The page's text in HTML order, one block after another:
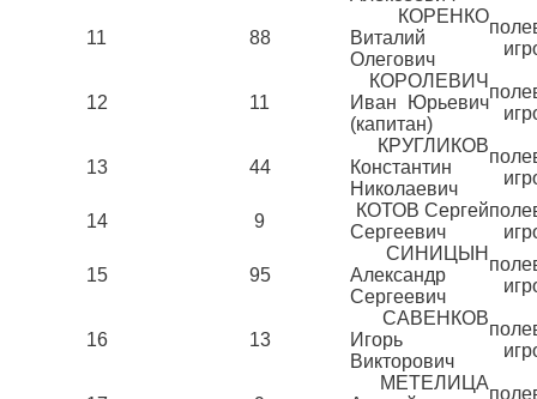
11 88
КОРЕНКО
Виталий
Олегович
12 11
КОРОЛЕВИЧ
Иван Юрьевич
(капитан)
13 44
КРУГЛИКОВ
Константин
Николаевич
14 9
КОТОВ Сергей
Сергеевич
15 95
СИНИЦЫН
Александр
Сергеевич
16 13
САВЕНКОВ
Игорь
Викторович
МЕТЕЛИЦА